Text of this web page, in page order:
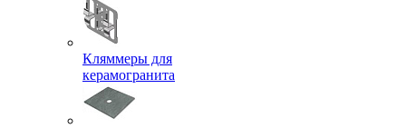
Кляммеры для
керамогранита